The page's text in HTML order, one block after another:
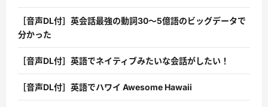
［音声DL付］英会話最強の動詞30〜5億語のビッグデータで
分かった
［音声DL付］英語でネイティブみたいな会話がしたい！
［音声DL付］英語でハワイ Awesome Hawaii